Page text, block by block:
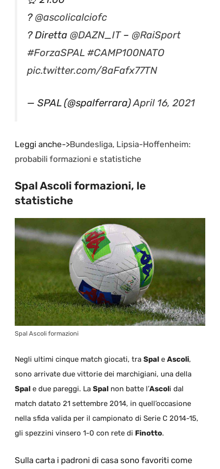
? @ascolicalciofc
? Diretta @DAZN_IT– @RaiSport
#ForzaSPAL #CAMP100NATO
pic.twitter.com/8aFafx77TN
— SPAL (@spalferrara)April 16, 2021
Leggi anche->Bundesliga, Lipsia-Hoffenheim:
probabili formazioni e statistiche
Spal Ascoli formazioni, le
statistiche
Spal Ascoli formazioni
Negli ultimi cinque match giocati, tra Spal e Ascoli,
sono arrivate due vittorie dei marchigiani, una della
Spal e due pareggi. La Spal non batte l’Ascoli dal
match datato 21 settembre 2014, in quell’occasione
nella sfida valida per il campionato di Serie C 2014-15,
gli spezzini vinsero 1-0 con rete di Finotto.
Sulla carta i padroni di casa sono favoriti come